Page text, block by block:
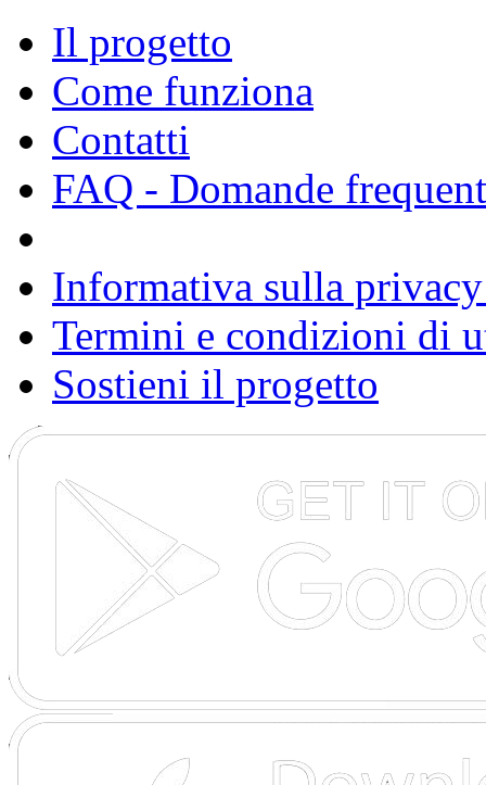
Il progetto
Come funziona
Contatti
FAQ - Domande
Informativa sulla
Termini e condizioni di
Sostieni il progetto